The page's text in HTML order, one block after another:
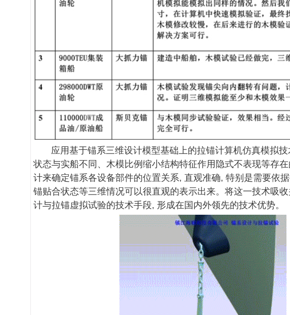
应用基于锚系三维设计模型基础上的拉锚计算机仿真模拟技
状态与实船不同、木模比例缩小结构特征作用隐式不表现等存
计来确定锚系各设备部件的位置关系, 直观准确, 特别是需要依
锚贴合状态等三维情况可以很直观的表示出来。将这一技术吸
计与拉锚虚拟试验的技术手段, 形成在国内外领先的技术优势。